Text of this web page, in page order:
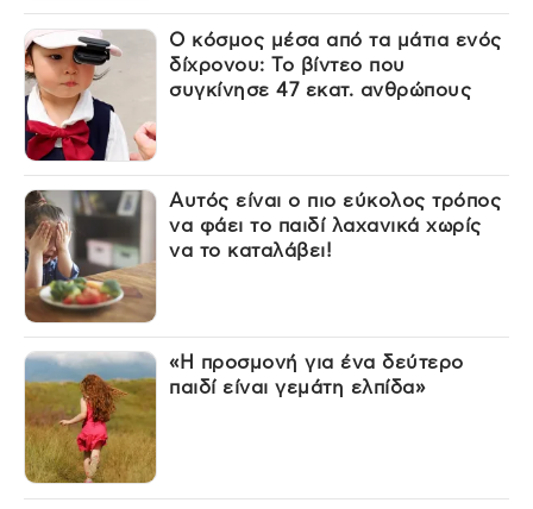
Ο κόσμος μέσα από τα μάτια ενός
δίχρονου: Το βίντεο που
συγκίνησε 47 εκατ. ανθρώπους
Αυτός είναι ο πιο εύκολος τρόπος
να φάει το παιδί λαχανικά χωρίς
να το καταλάβει!
«Η προσμονή για ένα δεύτερο
παιδί είναι γεμάτη ελπίδα»